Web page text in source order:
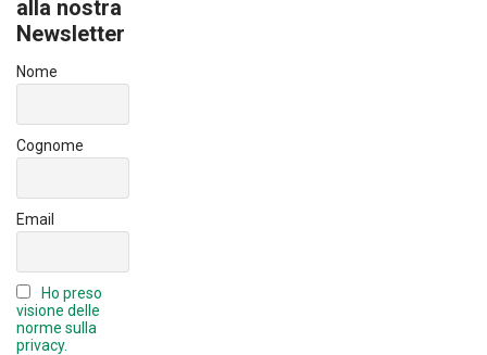
ok
u
b
C
n
el
alla nostra
Newsletter
Nome
Cognome
Email
Ho preso
visione delle
norme sulla
privacy.